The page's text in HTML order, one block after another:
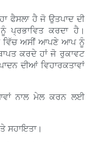
ਫੈਸਲਾ ਹੈ ਜੋ ਉਤਪਾਦ ਦੀ
ਪ੍ਰਭਾਵਿਤ ਕਰਦਾ ਹੈ।
ਵਿੱਚ ਅਸੀਂ ਆਪਣੇ ਆਪ ਨੂੰ
ਕਰਦੇ ਹਾਂ ਜੋ ਰੁਕਾਵਟ
ਦੀਆਂ ਵਿਹਾਰਕਤਾਵਾਂ
ਨਾਲ ਮੇਲ ਕਰਨ ਲਈ
ਸਹਾਇਤਾ।